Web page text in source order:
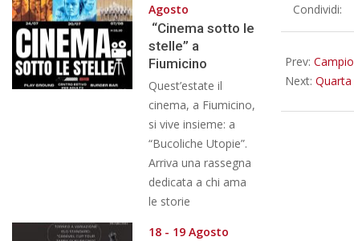
2025-
09-
Condividi:
Prev:
Next:
Agosto
“Cinema sotto le
stelle” a
Fiumicino
Quest’estate il
cinema, a Fiumicino,
si vive insieme: a
“Bucoliche Utopie”.
Arriva una rassegna
dedicata a chi ama
le storie
18 - 19 Agosto